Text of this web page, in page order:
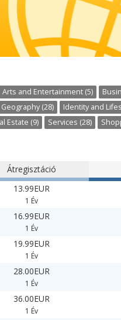
Arts and Entertainment (5)
Geography (28)
Identity and
Estate (9) Services (28)
Átregisztáció
13.99EUR
1 Év
16.99EUR
1 Év
19.99EUR
1 Év
28.00EUR
1 Év
36.00EUR
1 Év